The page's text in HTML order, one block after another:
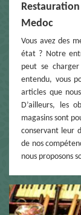
Medoc
Vous avez des
état ? Notre
peut se
entendu, vous
articles que
D’ailleurs, les
magasins sont
conservant leur
de nos
nous proposons